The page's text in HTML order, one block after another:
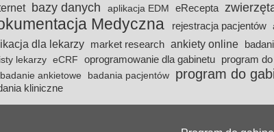
bazy danych aplikacja EDM eRecepta
Medyczna rejestracja pacjentów
dla lekarzy market research ankiety online
lekarzy eCRF oprogramowanie dla gabinetu program
badanie ankietowe badania pacjentów program do
kliniczne